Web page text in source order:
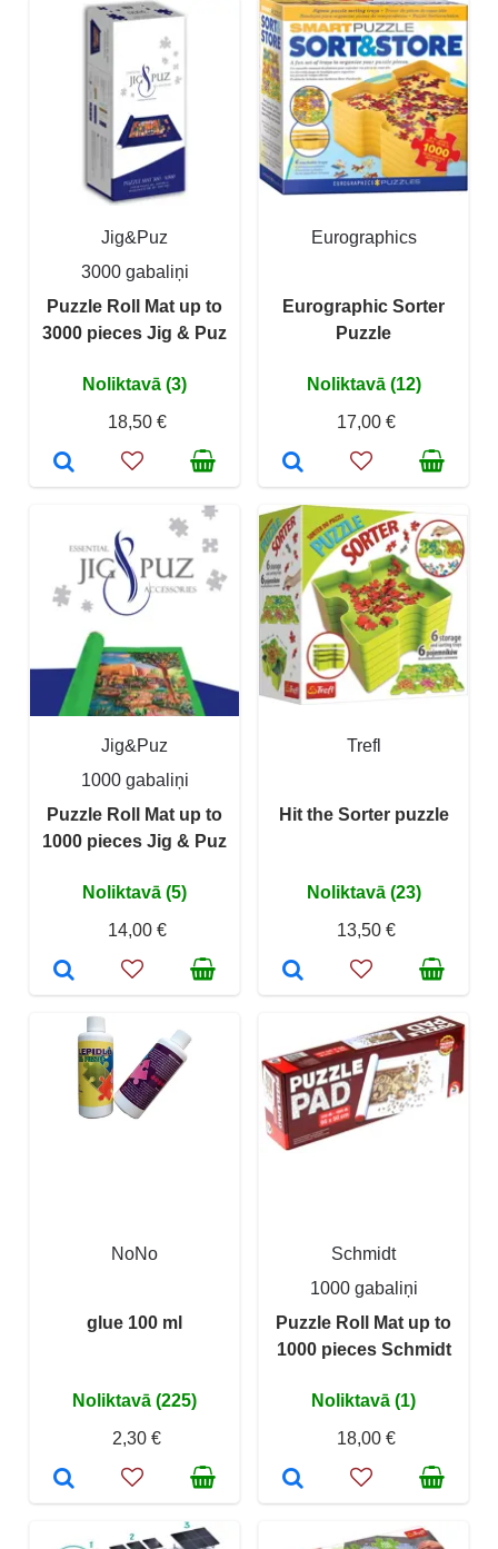
Jig&Puz
3000 gabaliņi
Puzzle Roll Mat up to
3000 pieces Jig & Puz
Noliktavā (3)
18,50 €
Eurographics
Eurographic Sorter
Puzzle
Noliktavā (12)
17,00 €
Jig&Puz
1000 gabaliņi
Puzzle Roll Mat up to
1000 pieces Jig & Puz
Noliktavā (5)
14,00 €
Trefl
Hit the Sorter puzzle
Noliktavā (23)
13,50 €
NoNo
glue 100 ml
Noliktavā (225)
2,30 €
Schmidt
1000 gabaliņi
Puzzle Roll Mat up to
1000 pieces Schmidt
Noliktavā (1)
18,00 €